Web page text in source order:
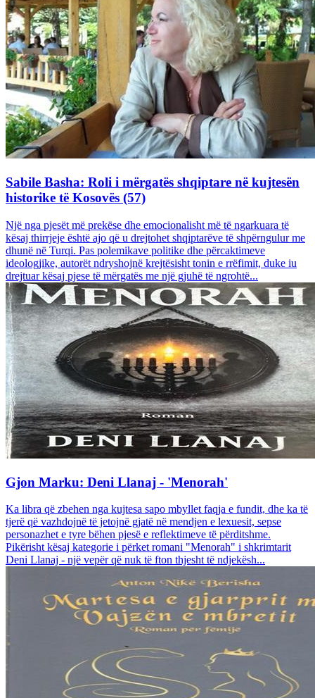
Sabile Basha: Roli i mërgatës shqiptare në kujtesën
historike të Kosovës (57)
Një nga pjesët më prekëse dhe emocionalisht më të ngarkuara të
kësaj thirrjeje është ajo që u drejtohet shqiptarëve të shpërngulur me
dhunë në Turqi. Pas polemikave politike dhe përcaktimeve
ideologjike, autorët ndryshojnë krejtësisht tonin e rrëfimit, duke iu
drejtuar kësaj pjese të mërgatës me një gjuhë të ngrohtë...
Gjon Marku: Deni Llanaj - 'Menorah'
Ka libra që zbehen nga kujtesa sapo mbyllet faqja e fundit, dhe ka të
tjerë që vazhdojnë të jetojnë gjatë në mendjen e lexuesit, sepse
personazhet e tyre bëhen pjesë e reflektimeve të përditshme.
Pikërisht kësaj kategorie i përket romani "Menorah" i shkrimtarit
Deni Llanaj - një vepër që nuk të fton thjesht të ndjekësh...